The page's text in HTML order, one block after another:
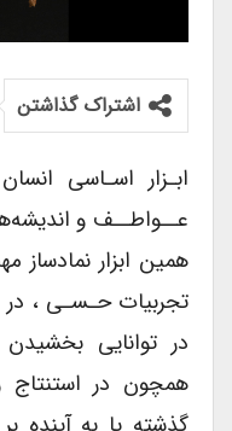
اشتراک گذاشتن
ابـزار اسـاسی
عــواطــف و
همین ابزار نماد‌ساز
تجربیات حـسـی ، در
در توانایی
همچون در استنتاج